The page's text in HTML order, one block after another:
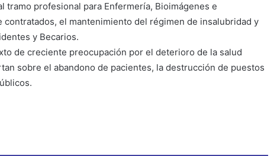
tramo profesional para Enfermería, Bioimágenes e
el mantenimiento del régimen de insalubridad y
y Becarios.
de creciente preocupación por el deterioro de la salud
sobre el abandono de pacientes, la destrucción de puestos